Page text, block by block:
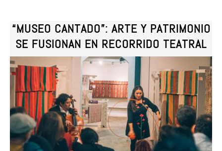
“MUSEO CANTADO”: ARTE Y PATRIMONIO
SE FUSIONAN EN RECORRIDO TEATRAL